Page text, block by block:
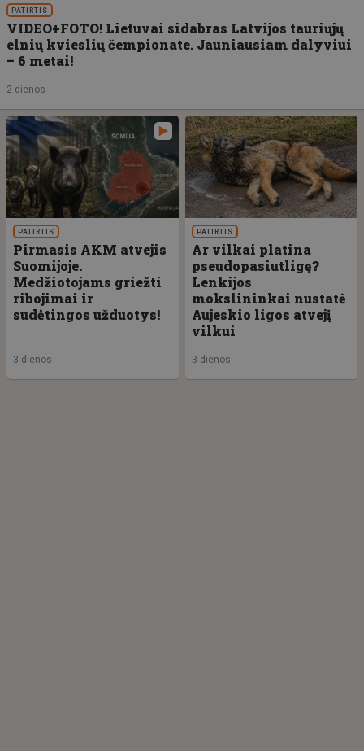
PATIRTIS
VIDEO+FOTO! Lietuvai sidabras Latvijos tauriųjų
elnių kvieslių čempionate. Jauniausiam dalyviui
– 6 metai!
2 dienos
PATIRTIS
Pirmasis AKM atvejis
Suomijoje.
Medžiotojams griežti
ribojimai ir
sudėtingos užduotys!
3 dienos
PATIRTIS
Ar vilkai platina
pseudopasiutligę?
Lenkijos
mokslininkai nustatė
Aujeskio ligos atvejį
vilkui
3 dienos